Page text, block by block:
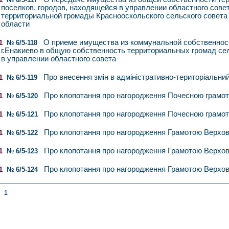
поселков, городов, находящейся в управлении областного
территориальной громады Краснооскольского сельского
области
№ 6/5-118
О приеме имущества из коммунальной
г.Енакиево в общую собственность территориальных громад
в управлении областного совета
№ 6/5-119 Про внесення змін в адміністративно-
№ 6/5-120 Про клопотання про нагородження Почесною
№ 6/5-121 Про клопотання про нагородження Почесною
№ 6/5-122 Про клопотання про нагородження Грамотою
№ 6/5-123 Про клопотання про нагородження Грамотою
№ 6/5-124 Про клопотання про нагородження Грамотою
1